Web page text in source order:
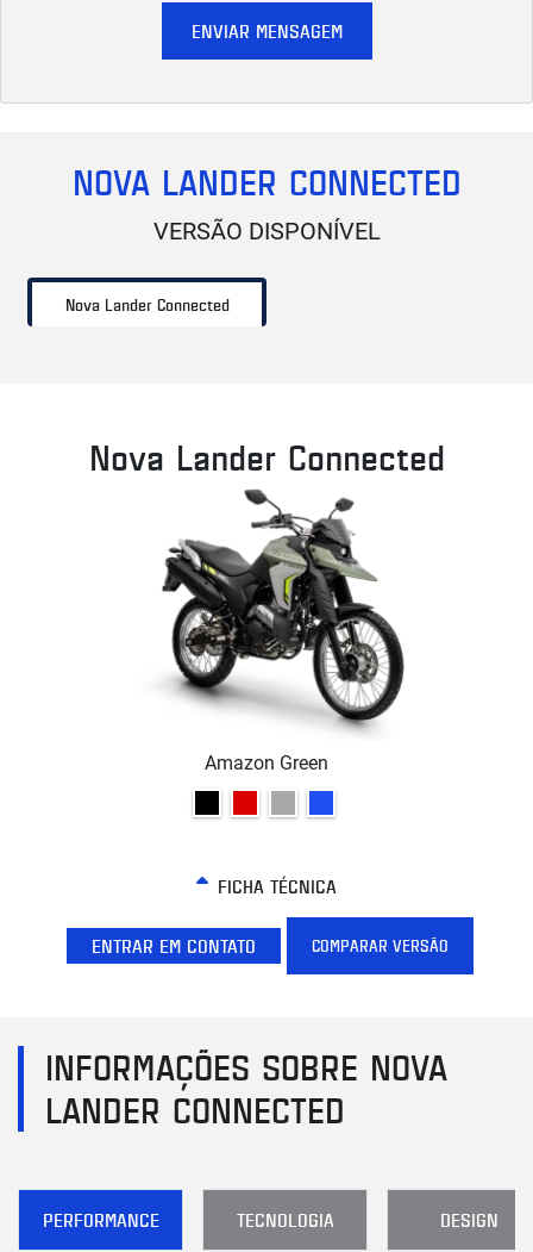
ENVIAR MENSAGEM
NOVA LANDER CONNECTED
VERSÃO DISPONÍVEL
Nova Lander Connected
Nova Lander Connected
Amazon Green
FICHA TÉCNICA
ENTRAR EM CONTATO COMPARAR VERSÃO
INFORMAÇÕES SOBRE NOVA
LANDER CONNECTED
PERFORMANCE TECNOLOGIA DESIGN